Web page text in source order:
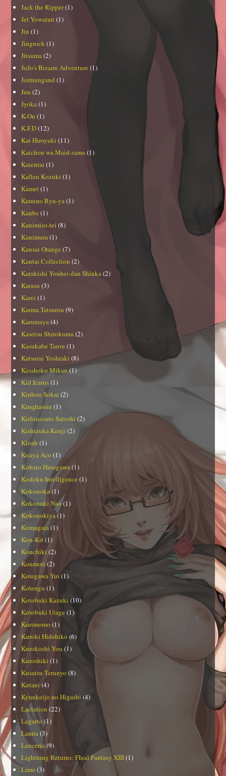
Jack the Ripper(1)
Jet Yowatari (1)
Jin (1)
Jingrock (1)
Jitsuma (2)
JoJo's Bizarre Adventure (1)
Jormungand (1)
Jun (2)
Jyoka (1)
K-On (1)
K.F.D(12)
Kai Hiroyuki (11)
Kaichou wa Maid-sama (1)
Kaientai (1)
Kallen Kozuki (1)
Kamei (1)
Kamino Ryu-ya (1)
Kanbe (1)
Kanimiso-tei (8)
Kanimura (1)
Kansai Orange (7)
Kantai Collection (2)
Karakishi Youhei-dan Shinka (2)
Karasu (3)
Karei (1)
Karma Tatsurou (9)
Karumaya (4)
Kasetsu Shirokuma (2)
Kasukabe Tarou (1)
Katsurai Yoshiaki (8)
Kesshoku Mikan (1)
Kid Icarus(1)
Kinbou Sokai (2)
Kinqhassin (1)
Kishinosato Satoshi (2)
Kishizuka Kenji (2)
Kloah (1)
Koaya Aco (1)
Kobato Hasegawa (1)
Kodoku Intelligence (1)
Kokonoka(1)
Kokonoki Nao(1)
Kokonokiya(1)
Komagata(1)
Kon-Kit(1)
Konchiki (2)
Konmori(2)
Kotegawa Yui(1)
Kotengu (1)
Kotobuki Kazuki (10)
Kotobuki Utage(1)
Kurimomo (1)
Kuroki Hidehiko (6)
Kurokoshi You (1)
Kuroshiki (1)
Kusatsu Terunyo (8)
Kutani (4)
Kyuukeijo no Higashi (4)
Lactation (22)
Lagarto(1)
Lamia (3)
Lenceria (9)
Lightning Returns: FInal Fantasy XIII(1)
Lime (3)